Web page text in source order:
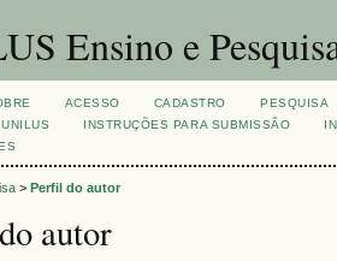
Ensino e
ACESSO CADASTRO
PESQUISA
UNILUS INSTRUÇÕES PARA SUBMISSÃO
> Perfil do autor
autor